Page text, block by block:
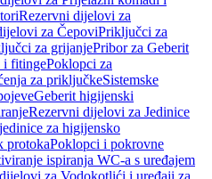
Rezervni dijelovi za
za ČepoviPriključci za
za grijanjePribor za Geberit
i fitingePoklopci za
za priključkeSistemske
Geberit higijenski
Rezervni dijelovi za Jedinice
za higijensko
protokaPoklopci i pokrovne
ispiranja WC-a s uređajem
za Vodokotlići i uređaji za